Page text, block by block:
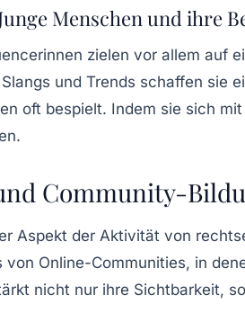
Menschen und ihre
zielen vor allem auf
und Trends schaffen sie
oft bespielt. Indem sie sich
Community-
Aspekt der Aktivität von
von Online-Communities, in
nicht nur ihre Sichtbarkeit,